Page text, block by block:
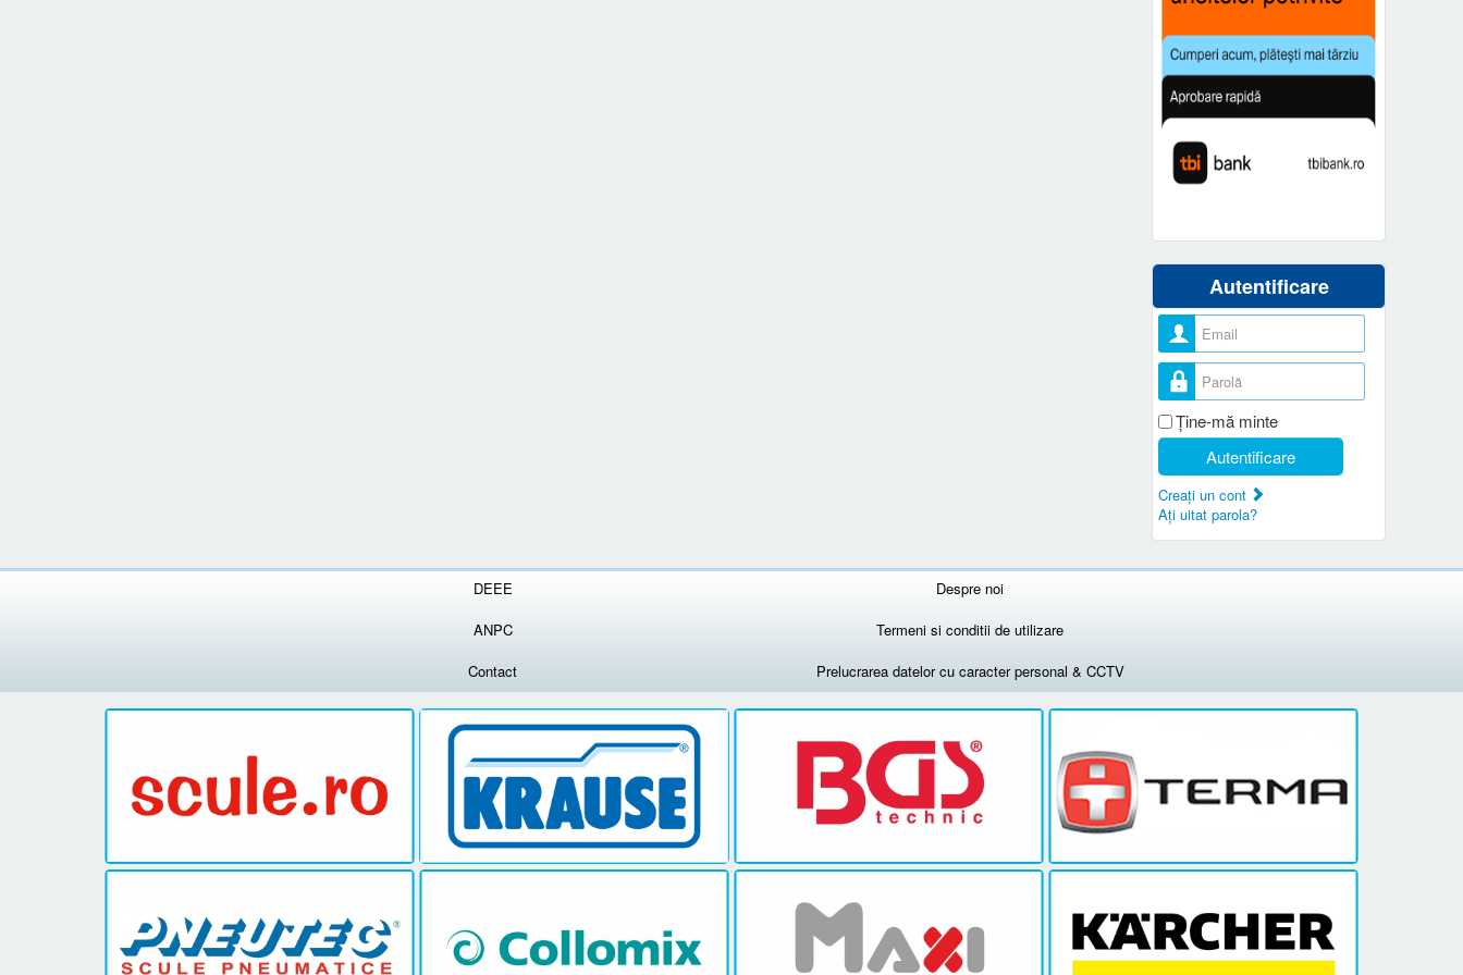
Autentificare
Nume utilizator
Parolă
Ţine-mă minte
Autentificare
Creaţi un cont
Aţi uitat parola?
DEEE
Despre noi
ANPC
Termeni si conditii de utilizare
Contact
Prelucrarea datelor cu caracter personal & CCTV